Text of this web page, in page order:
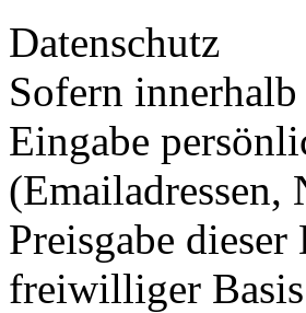
Datenschutz
Sofern
Eingabe
(Emailadressen,
Preisgabe
freiwilliger